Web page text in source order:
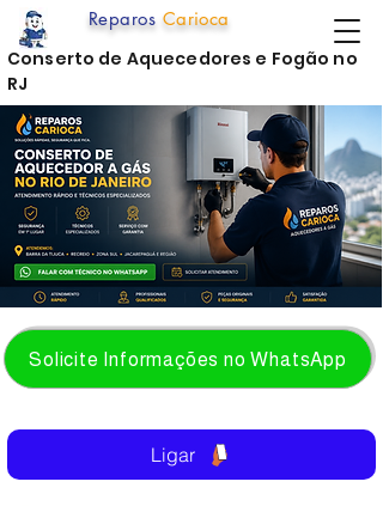
Solicite Informações no WhatsApp
Reparos Carioca
Ligar
Conserto de Aquecedores e Fogão no
RJ